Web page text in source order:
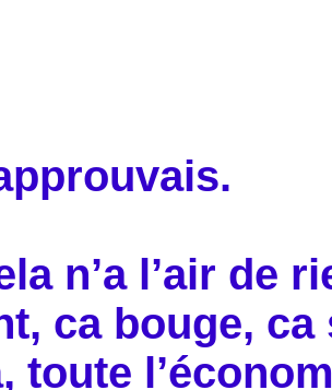
n’a l’air de
ca bouge,
toute